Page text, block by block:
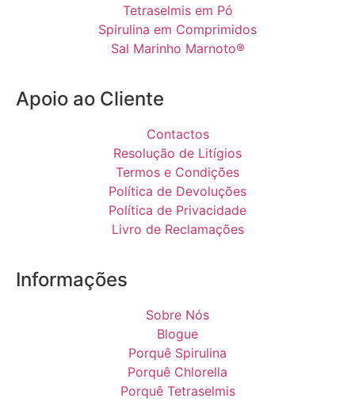
Tetraselmis em Pó
Spirulina em Comprimidos
Sal Marinho Marnoto®
Apoio ao Cliente
Contactos
Resolução de Litígios
Termos e Condições
Política de Devoluções
Política de Privacidade
Livro de Reclamações
Informações
Sobre Nós
Blogue
Porquê Spirulina
Porquê Chlorella
Porquê Tetraselmis